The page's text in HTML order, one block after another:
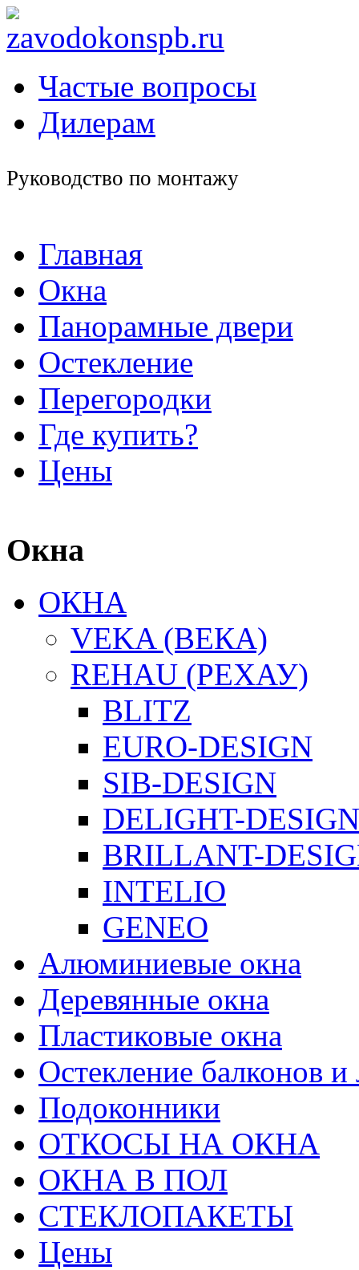
Частые вопросы
Дилерам
Руководство по монтажу
Главная
Окна
Панорамные двери
Остекление
Перегородки
Где купить?
Цены
Окна
ОКНА
VEKA (ВЕКА)
REHAU (РЕХАУ)
BLITZ
EURO-DESIGN
SIB-DESIGN
DELIGHT-DESIGN
BRILLANT-
INTELIO
GENEO
Алюминиевые окна
Деревянные окна
Пластиковые окна
Остекление балконов
Подоконники
ОТКОСЫ НА ОКНА
ОКНА В ПОЛ
СТЕКЛОПАКЕТЫ
Цены